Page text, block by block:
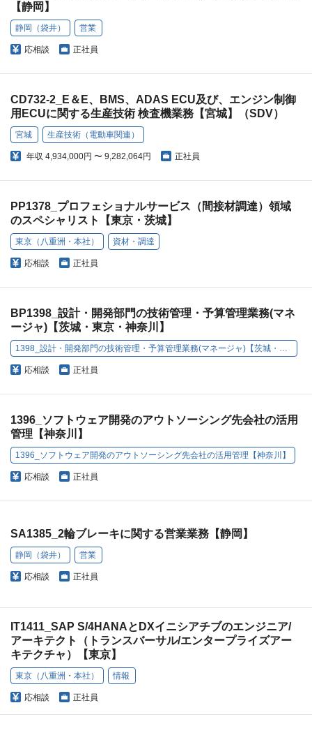
【静岡】
静岡（袋井） 営業
応相談 正社員
CD732-2_E＆E、BMS、ADAS ECU及び、エンジン制御
用ECUに関する生産技術 検査機業務【宮城】（SDV）
宮城 生産技術（電動車関連）
年収 4,934,000円 〜 9,282,064円 正社員
PP1378_プロフェショナルサービス（間接材調達）領域
のスペシャリスト【東京・茨城】
東京（八重洲・本社） 資材・調達
応相談 正社員
BP1398_設計・開発部門の技術管理・予算管理業務(マネ
ージャ)【茨城・東京・神奈川】
1398_設計・開発部門の技術管理・予算管理業務(マネージャ)【茨城・東京・神奈川】
応相談 正社員
1396_ソフトウェア開発のアウトソーシング先会社の活用
管理【神奈川】
1396_ソフトウェア開発のアウトソーシング先会社の活用管理【神奈川】
応相談 正社員
SA1385_2輪ブレーキに関する営業業務【静岡】
静岡（袋井） 営業
応相談 正社員
IT1411_SAP S/4HANAとDXイニシアチブのエンジニア/
アーキテクト（トランスバーサル/エンタープライズアー
キテクチャ）【東京】
東京（八重洲・本社） 情報
応相談 正社員